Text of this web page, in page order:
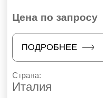
Цена по запросу
ПОДРОБНЕЕ
Страна:
Италия